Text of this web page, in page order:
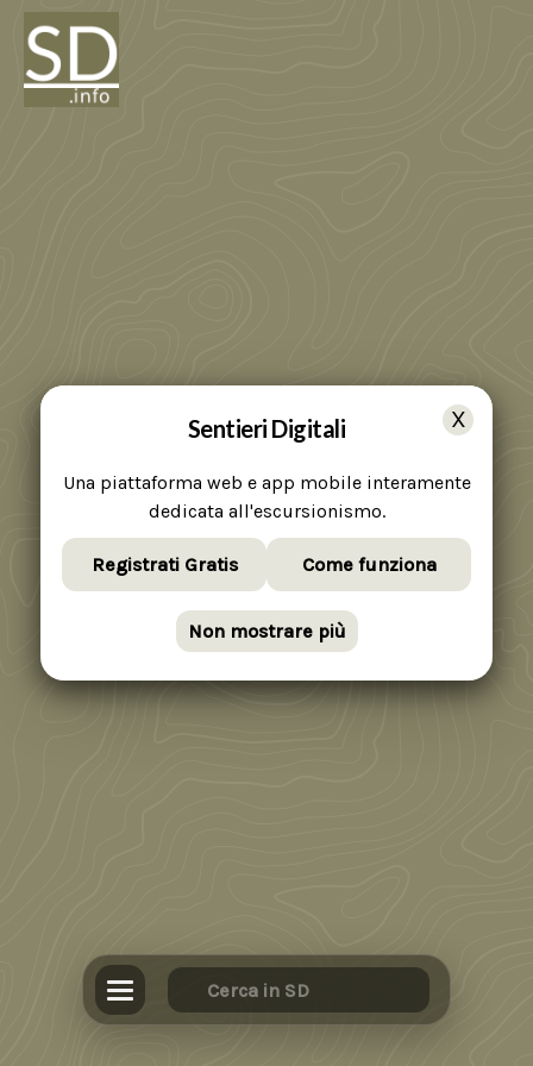
Sentieri Digitali
Una piattaforma web e app mobile interamente
dedicata all'escursionismo.
Registrati Gratis Come funziona
Non mostrare più